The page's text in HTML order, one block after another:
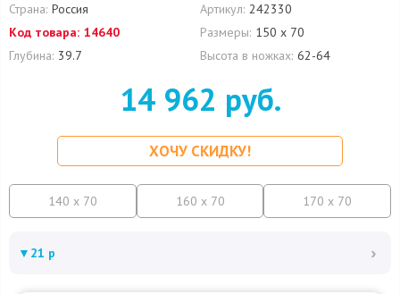
Страна: Россия Артикул: 242330
Код товара: 14640 Размеры: 150 х 70
Глубина: 39.7 Высота в ножках: 62-64
14 962 руб.
ХОЧУ СКИДКУ!
140 x 70 160 x 70 170 x 70
▼ 21 р ›